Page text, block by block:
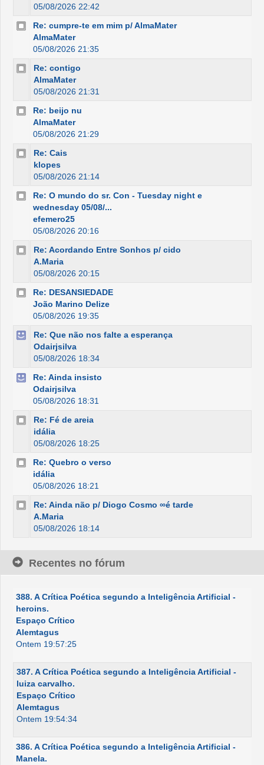
05/08/2026 22:42
Re: cumpre-te em mim p/ AlmaMater
AlmaMater
05/08/2026 21:35
Re: contigo
AlmaMater
05/08/2026 21:31
Re: beijo nu
AlmaMater
05/08/2026 21:29
Re: Cais
klopes
05/08/2026 21:14
Re: O mundo do sr. Con - Tuesday night e
wednesday 05/08/...
efemero25
05/08/2026 20:16
Re: Acordando Entre Sonhos p/ cido
A.Maria
05/08/2026 20:15
Re: DESANSIEDADE
João Marino Delize
05/08/2026 19:35
Re: Que não nos falte a esperança
Odairjsilva
05/08/2026 18:34
Re: Ainda insisto
Odairjsilva
05/08/2026 18:31
Re: Fé de areia
idália
05/08/2026 18:25
Re: Quebro o verso
idália
05/08/2026 18:21
Re: Ainda não p/ Diogo Cosmo ∞é tarde
A.Maria
05/08/2026 18:14
Recentes no fórum
388. A Crítica Poética segundo a Inteligência Artificial -
heroins.
Espaço Crítico
Alemtagus
Ontem 19:57:25
387. A Crítica Poética segundo a Inteligência Artificial -
luiza carvalho.
Espaço Crítico
Alemtagus
Ontem 19:54:34
386. A Crítica Poética segundo a Inteligência Artificial -
Manela.